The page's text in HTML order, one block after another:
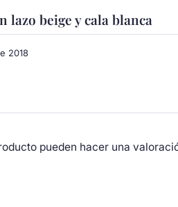
lazo beige y cala blanca
2018
pueden hacer una